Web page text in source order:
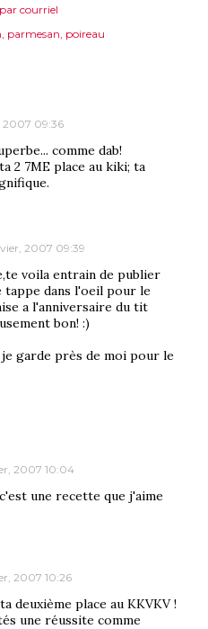
courriel
parmesan poireau
2007 09:36
comme dab!
2 7ME place au kiki; ta
2007 09:39
voila entrain de publier
tappe dans l'oeil pour le
a l'anniversaire du tit
bon! :)
garde près de moi pour le
2007 10:04
une recette que j'aime
2007 10:26
deuxième place au KKVKV !
une réussite comme